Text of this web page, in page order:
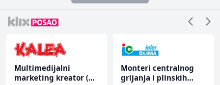
Multimedijalni
marketing kreator (m/
Monteri centralnog
grijanja i plinskih